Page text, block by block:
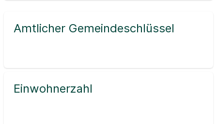
Amtlicher Gemeindeschlüssel
Einwohnerzahl